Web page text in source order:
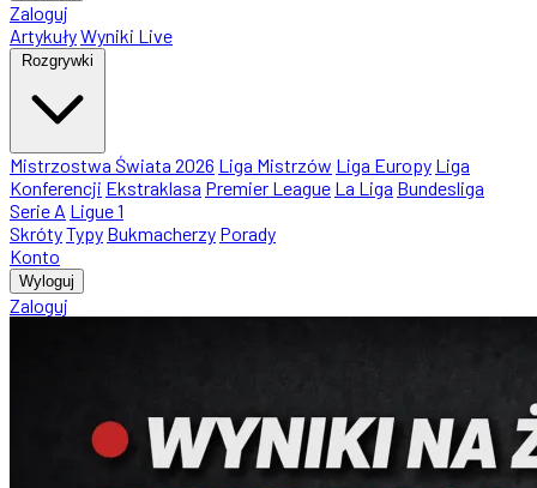
Zaloguj
ArtykułyWyniki Live
Rozgrywki
Mistrzostwa Świata 2026 Liga Mistrzów Liga Europy Liga
Konferencji Ekstraklasa Premier League La Liga Bundesliga
Serie A Ligue 1
SkrótyTypy Bukmacherzy Porady
Konto
Wyloguj
Zaloguj